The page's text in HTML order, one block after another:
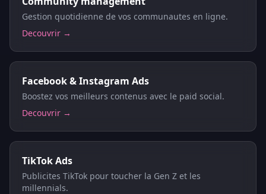
Gestion quotidienne de vos communautes en ligne.
Decouvrir →
Facebook & Instagram Ads
Boostez vos meilleurs contenus avec le paid social.
Decouvrir →
TikTok Ads
Publicites TikTok pour toucher la Gen Z et les
millennials.